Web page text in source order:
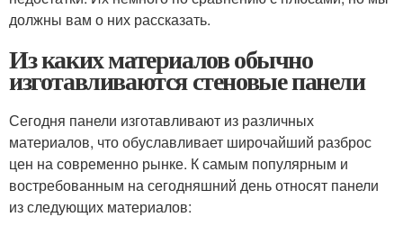
должны вам о них рассказать.
Из каких материалов обычно
изготавливаются стеновые панели
Сегодня панели изготавливают из различных
материалов, что обуславливает широчайший разброс
цен на современно рынке. К самым популярным и
востребованным на сегодняшний день относят панели
из следующих материалов: